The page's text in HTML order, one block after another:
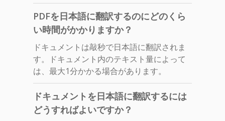
PDFを日本語に翻訳するのにどのくら
い時間がかかりますか？
ドキュメントは敲秒で日本語に翻訳されま
す。ドキュメント内のテキスト量によって
は、最大1分かかる場合があります。
ドキュメントを日本語に翻訳するには
どうすればよいですか？